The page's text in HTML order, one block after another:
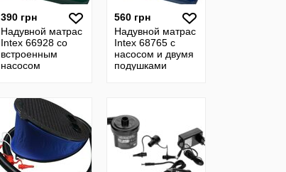
390 грн
Надувной матрас
Intex 66928 со
встроенным
насосом
560 грн
Надувной матрас
Intex 68765 с
насосом и двумя
подушками